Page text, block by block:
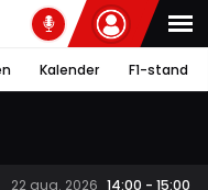
Kalender F1-stand
22 aug. 2026 14:00 - 15:00